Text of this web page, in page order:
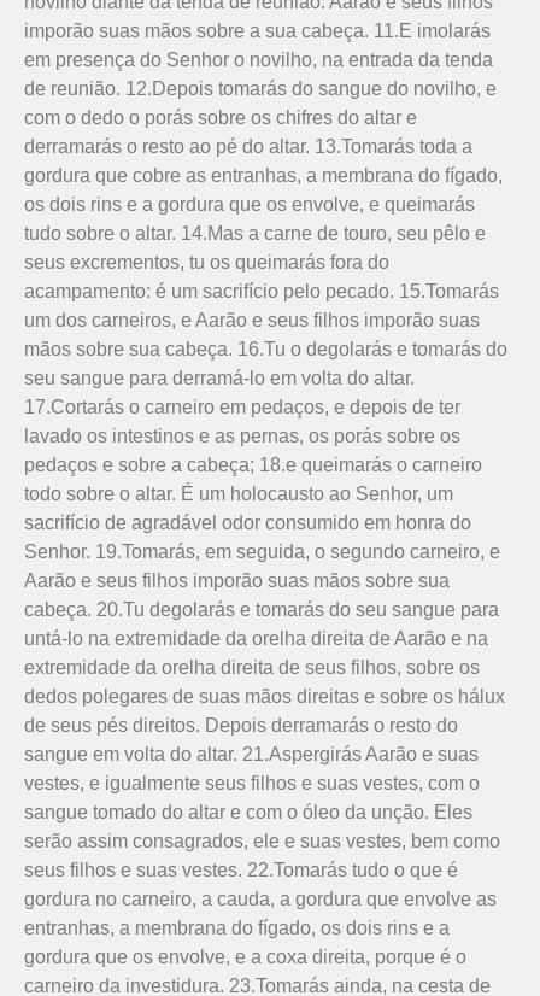
imporão suas mãos sobre a sua cabeça. 11.E imolarás
em presença do Senhor o novilho, na entrada da tenda
de reunião. 12.Depois tomarás do sangue do novilho, e
com o dedo o porás sobre os chifres do altar e
derramarás o resto ao pé do altar. 13.Tomarás toda a
gordura que cobre as entranhas, a membrana do fígado,
os dois rins e a gordura que os envolve, e queimarás
tudo sobre o altar. 14.Mas a carne de touro, seu pêlo e
seus excrementos, tu os queimarás fora do
acampamento: é um sacrifício pelo pecado. 15.Tomarás
um dos carneiros, e Aarão e seus filhos imporão suas
mãos sobre sua cabeça. 16.Tu o degolarás e tomarás do
seu sangue para derramá-lo em volta do altar.
17.Cortarás o carneiro em pedaços, e depois de ter
lavado os intestinos e as pernas, os porás sobre os
pedaços e sobre a cabeça; 18.e queimarás o carneiro
todo sobre o altar. É um holocausto ao Senhor, um
sacrifício de agradável odor consumido em honra do
Senhor. 19.Tomarás, em seguida, o segundo carneiro, e
Aarão e seus filhos imporão suas mãos sobre sua
cabeça. 20.Tu degolarás e tomarás do seu sangue para
untá-lo na extremidade da orelha direita de Aarão e na
extremidade da orelha direita de seus filhos, sobre os
dedos polegares de suas mãos direitas e sobre os hálux
de seus pés direitos. Depois derramarás o resto do
sangue em volta do altar. 21.Aspergirás Aarão e suas
vestes, e igualmente seus filhos e suas vestes, com o
sangue tomado do altar e com o óleo da unção. Eles
serão assim consagrados, ele e suas vestes, bem como
seus filhos e suas vestes. 22.Tomarás tudo o que é
gordura no carneiro, a cauda, a gordura que envolve as
entranhas, a membrana do fígado, os dois rins e a
gordura que os envolve, e a coxa direita, porque é o
carneiro da investidura. 23.Tomarás ainda, na cesta de